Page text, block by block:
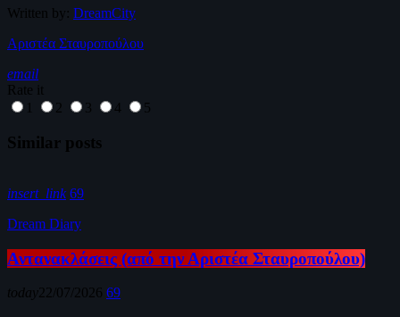
Written by: DreamCity
Αριστέα Σταυροπούλου
email
Rate it
1
2 3 4 5
Similar posts
insert_link 69
Dream Diary
Αντανακλάσεις (από την Αριστέα Σταυροπούλου)
today 22/07/2026 69